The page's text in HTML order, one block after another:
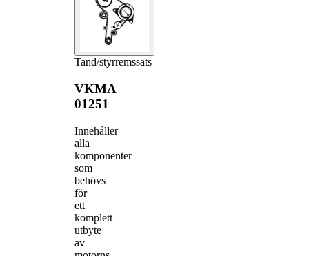
Tand/styrremssats
VKMA
01251
Innehåller
alla
komponenter
som
behövs
för
ett
komplett
utbyte
av